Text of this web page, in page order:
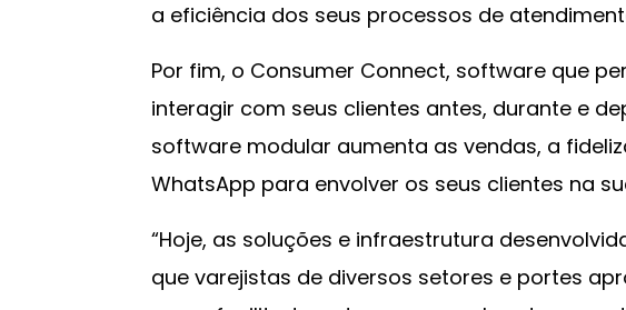
a eficiência dos seus processos de
Por fim, o Consumer Connect, software que
interagir com seus clientes antes, durante e
software modular aumenta as vendas, a
WhatsApp para envolver os seus clientes na
“Hoje, as soluções e infraestrutura
que varejistas de diversos setores e portes